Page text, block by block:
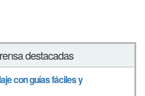
destacadas
con guías fáciles y